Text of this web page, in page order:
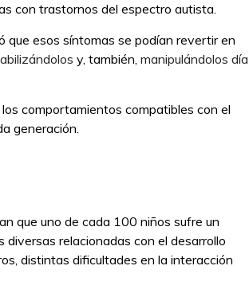
con trastornos del espectro autista.
que esos síntomas se podían revertir en
y, también, manipulándolos día
comportamientos compatibles con el
generación.
que uno de cada 100 niños sufre un
relacionadas con el desarrollo
distintas dificultades en la interacción